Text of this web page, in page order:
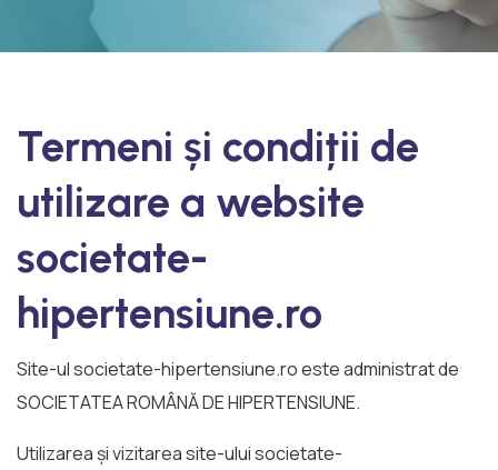
Termeni și condiții de
utilizare a website
societate-
hipertensiune.ro
Site-ul societate-hipertensiune.ro este administrat de
SOCIETATEA ROMÂNĂ DE HIPERTENSIUNE.
Utilizarea și vizitarea site-ului societate-